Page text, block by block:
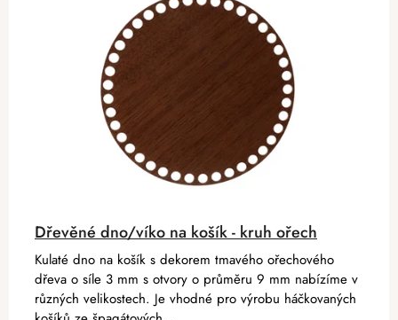
Dřevěné dno/víko na košík - kruh ořech
Kulaté dno na košík s dekorem tmavého ořechového
dřeva o síle 3 mm s otvory o průměru 9 mm nabízíme v
různých velikostech. Je vhodné pro výrobu háčkovaných